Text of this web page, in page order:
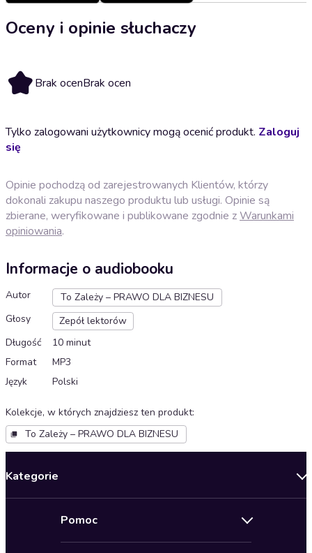
Oceny i opinie słuchaczy
Brak ocenBrak ocen
Tylko zalogowani użytkownicy mogą ocenić produkt. Zaloguj
się
Opinie pochodzą od zarejestrowanych Klientów, którzy
dokonali zakupu naszego produktu lub usługi. Opinie są
zbierane, weryfikowane i publikowane zgodnie zWarunkami
opiniowania.
Informacje o audiobooku
Autor
To Zależy – PRAWO DLA BIZNESU
Głosy
Zepół lektorów
Długość
10 minut
Format
MP3
Język
Polski
Kolekcje, w których znajdziesz ten produkt:
To Zależy – PRAWO DLA BIZNESU
Kategorie
Pomoc